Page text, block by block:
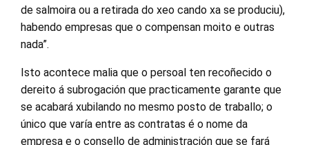
de salmoira ou a retirada do xeo cando xa se produciu),
habendo empresas que o compensan moito e outras
nada”.
Isto acontece malia que o persoal ten recoñecido o
dereito á subrogación que practicamente garante que
se acabará xubilando no mesmo posto de traballo; o
único que varía entre as contratas é o nome da
empresa e o consello de administración que se fará